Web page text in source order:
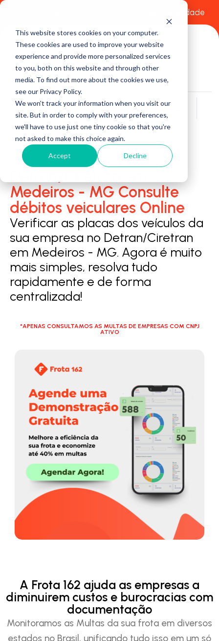
This website stores cookies on your computer.
These cookies are used to improve your website
experience and provide more personalized services
to you, both on this website and through other
media. To find out more about the cookies we use,
see our Privacy Policy.
We won't track your information when you visit our
site. But in order to comply with your preferences,
we'll have to use just one tiny cookie so that you're
not asked to make this choice again.
Accept Decline
Política de Privacidade
Buscar
Medeiros - MG Consulte
débitos veiculares Online
Verificar as placas dos veículos da
sua empresa no Detran/Ciretran
em Medeiros - MG. Agora é muito
mais simples, resolva tudo
rapidamente e de forma
centralizada!
*APENAS CONSULTAMOS AS MULTAS DE EMPRESAS COM CNPJ
ATIVO
A Frota 162 ajuda as empresas a
diminuirem custos e burocracias com
documentação
Monitoramos as Multas da sua frota em diversos
estados no Brasil, unificando tudo isso em um só